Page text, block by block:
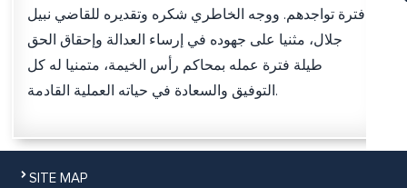
فترة تواجدهم. ووجه الخاطري شكره وتقديره للقاضي نبيل
جلال، مثنيا على جهوده في إرساء العدالة وإحقاق الحق
طيلة فترة عمله بمحاكم رأس الخيمة، متمنيا له كل
التوفيق والسعادة في حياته العملية القادمة.
SITE MAP